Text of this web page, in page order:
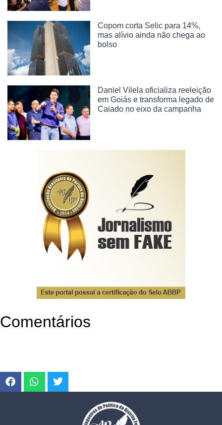
Copom corta Selic para 14%,
mas alívio ainda não chega ao
bolso
Daniel Vilela oficializa reeleição
em Goiás e transforma legado de
Caiado no eixo da campanha
Comentários